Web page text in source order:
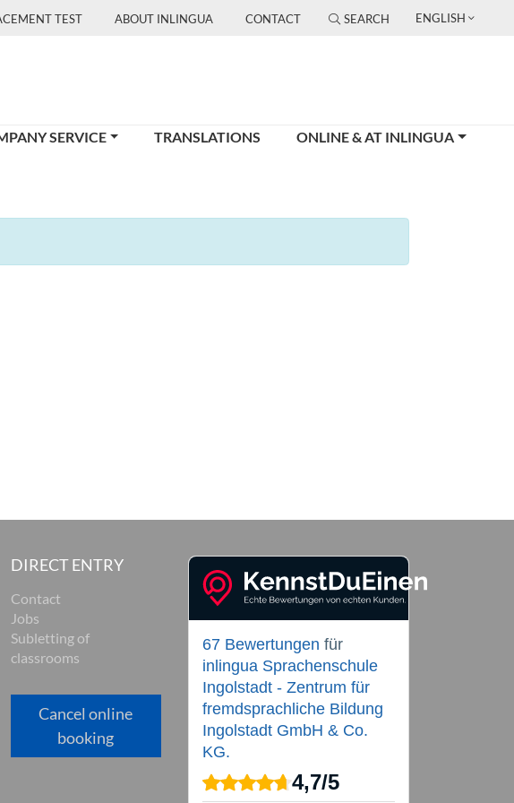
TEST ABOUT INLINGUA CONTACT SEARCH ENGLISH
SERVICE TRANSLATIONS ONLINE & AT INLINGUA
DIRECT ENTRY
Contact
Jobs
Subletting of
classrooms
Cancel online
booking
67 Bewertungen für
inlingua Sprachenschule
Ingolstadt - Zentrum für
fremdsprachliche Bildung
Ingolstadt GmbH & Co.
KG.
4,7/5